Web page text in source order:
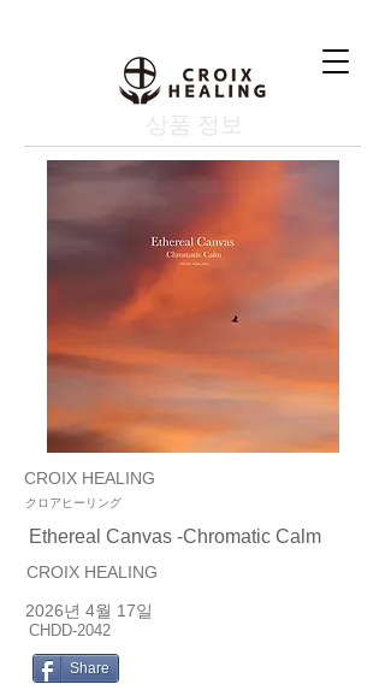
상품 정보
CROIX HEALING
クロアヒーリング
Ethereal Canvas -Chromatic Calm
CROIX HEALING
2026년 4월 17일
CHDD-2042
Share